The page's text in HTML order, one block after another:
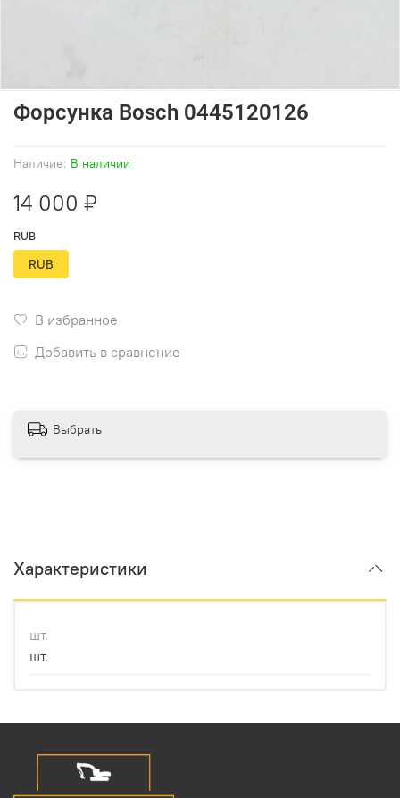
Наличие: В наличии
Форсунка Bosch 0445120126
14 000 ₽
В избранное
Добавить в сравнение
RUB
RUB
Выбрать
Характеристики
шт.
шт.